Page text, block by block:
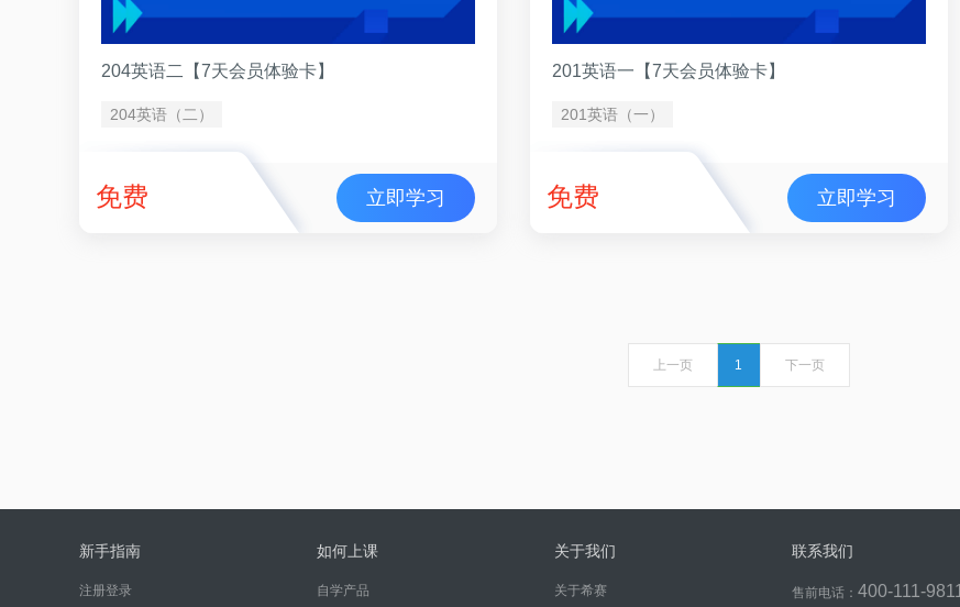
204英语二【7天会员体验卡】
204英语（二）
免费 立即学习
201英语一【7天会员体验卡】
201英语（一）
免费 立即学习
上一页 1 下一页
新手指南
注册登录
如何上课
自学产品
关于我们
关于希赛
联系我们
售前电话： 400-111-9811